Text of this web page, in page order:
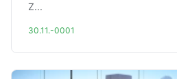
Z...
30.11.-0001